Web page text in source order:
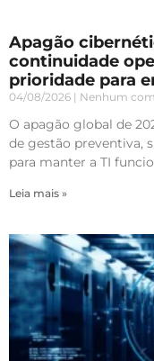
Apagão
continuidade
prioridade para
04/08/2026 Nenhum
O apagão global de
de gestão preventiva,
para manter a TI
Leia mais »